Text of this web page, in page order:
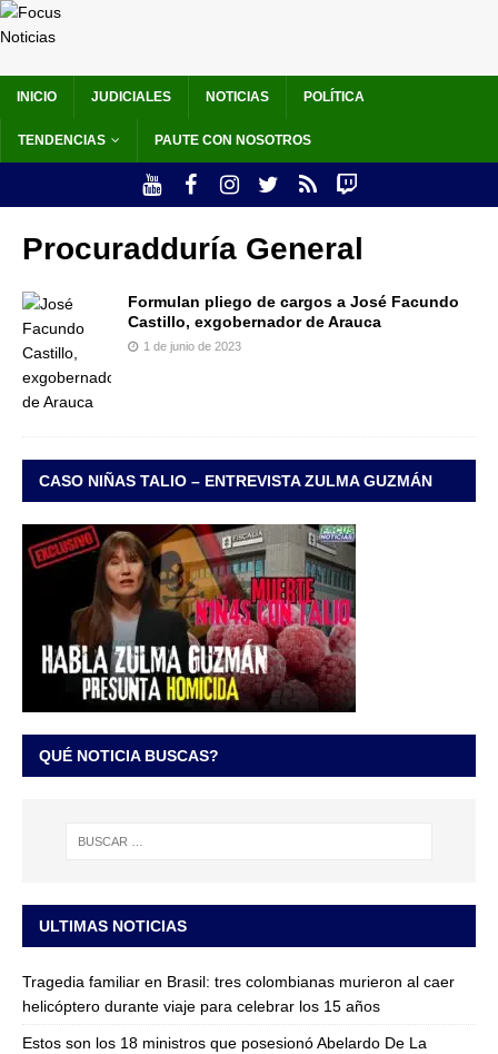
INICIO JUDICIALES NOTICIAS POLÍTICA
TENDENCIAS PAUTE CON NOSOTROS
Procuradduría General
Formulan pliego de cargos a José Facundo
Castillo, exgobernador de Arauca
1 de junio de 2023
CASO NIÑAS TALIO – ENTREVISTA ZULMA GUZMÁN
QUÉ NOTICIA BUSCAS?
ULTIMAS NOTICIAS
Tragedia familiar en Brasil: tres colombianas murieron al caer
helicóptero durante viaje para celebrar los 15 años
Estos son los 18 ministros que posesionó Abelardo De La